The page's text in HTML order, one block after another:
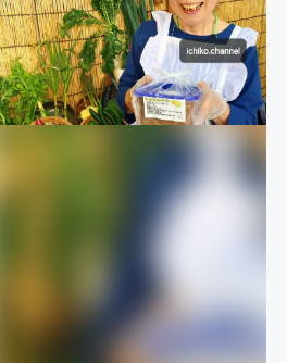
テクノロジー・ガジェット
映像・映画
まちづくり・地域活性化
CAMPFIREふるさと納税